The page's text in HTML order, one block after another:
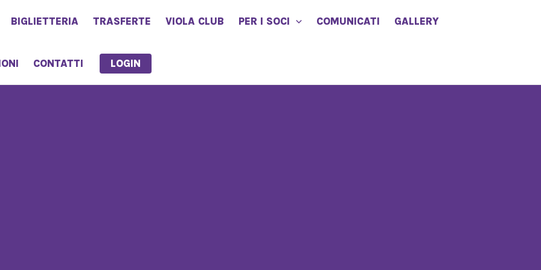
BIGLIETTERIA TRASFERTE VIOLA CLUB PER I SOCI COMUNICATI GALLERY
CONTATTI LOGIN